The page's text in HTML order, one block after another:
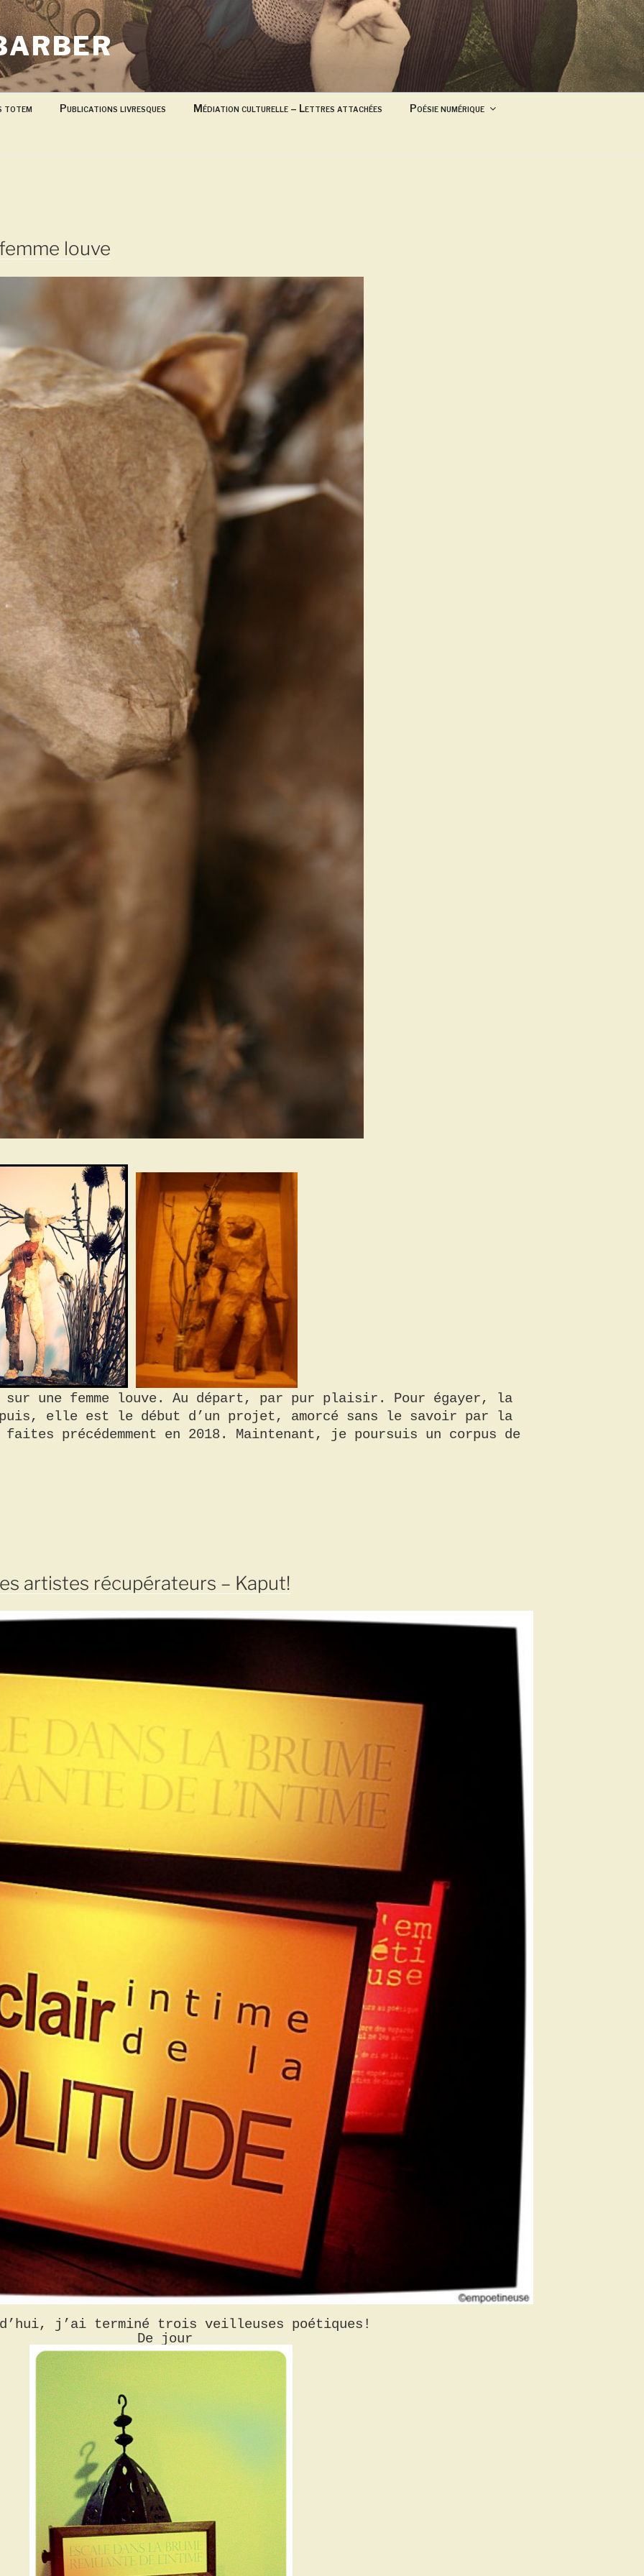
totem Publications livresques Médiation culturelle – Lettres attachées Poésie numérique
louve
une femme louve. Au départ, par pur plaisir. Pour égayer, la
elle est le début d’un projet, amorcé sans le savoir par la
précédemment en 2018. Maintenant, je poursuis un corpus de
artistes récupérateurs – Kaput!
j’ai terminé trois veilleuses poétiques!
De jour